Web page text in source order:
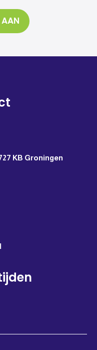
AAN
KB Groningen